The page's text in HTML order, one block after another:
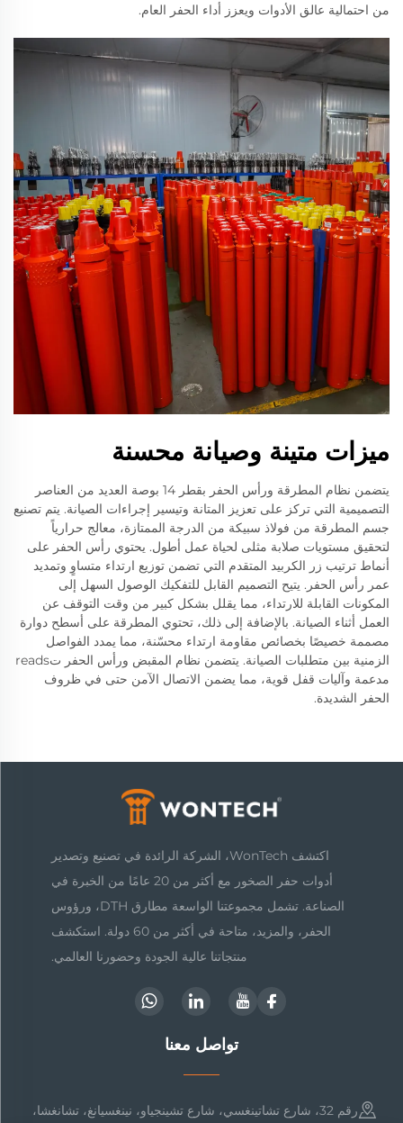
من احتمالية عالق الأدوات ويعزز أداء الحفر العام.
ميزات متينة وصيانة محسنة
يتضمن نظام المطرقة ورأس الحفر بقطر 14 بوصة العديد من العناصر
التصميمية التي تركز على تعزيز المتانة وتيسير إجراءات الصيانة. يتم تصنيع
جسم المطرقة من فولاذ سبيكة من الدرجة الممتازة، معالج حرارياً
لتحقيق مستويات صلابة مثلى لحياة عمل أطول. يحتوي رأس الحفر على
أنماط ترتيب زر الكربيد المتقدم التي تضمن توزيع ارتداء متساوٍ وتمديد
عمر رأس الحفر. يتيح التصميم القابل للتفكيك الوصول السهل إلى
المكونات القابلة للارتداء، مما يقلل بشكل كبير من وقت التوقف عن
العمل أثناء الصيانة. بالإضافة إلى ذلك، تحتوي المطرقة على أسطح دوارة
مصممة خصيصًا بخصائص مقاومة ارتداء محسّنة، مما يمدد الفواصل
الزمنية بين متطلبات الصيانة. يتضمن نظام المقبض ورأس الحفر تreads
مدعمة وآليات قفل قوية، مما يضمن الاتصال الآمن حتى في ظروف
الحفر الشديدة.
اكتشف WonTech، الشركة الرائدة في تصنيع وتصدير
أدوات حفر الصخور مع أكثر من 20 عامًا من الخبرة في
الصناعة. تشمل مجموعتنا الواسعة مطارق DTH، ورؤوس
الحفر، والمزيد، متاحة في أكثر من 60 دولة. استكشف
منتجاتنا عالية الجودة وحضورنا العالمي.
تواصل معنا
رقم 32، شارع تشاتينغسي، شارع تشينجياو، نينغسيانغ، تشانغشا،